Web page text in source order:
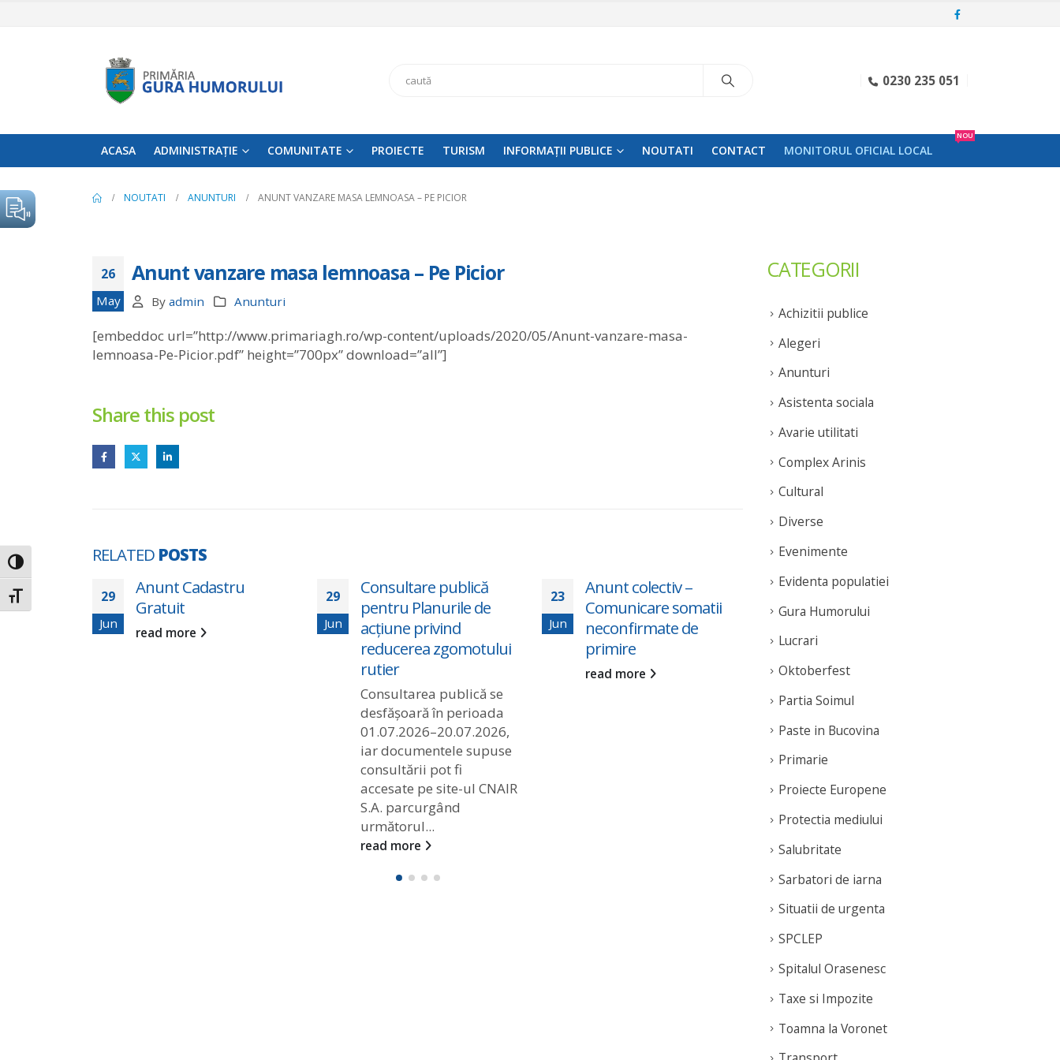
Toggle High Contrast
Toggle Font size
Search 0230 235 051
ACASA ADMINISTRAȚIE COMUNITATE PROIECTE TURISM INFORMAȚII PUBLICE NOUTATI CONTACT MONITORUL OFICIAL LOCAL
NOU
NOUTATI ANUNTURI ANUNT VANZARE MASA LEMNOASA – PE PICIOR
26
May
Anunt vanzare masa lemnoasa – Pe Picior
By admin Anunturi
[embeddoc url=”http://www.primariagh.ro/wp-content/uploads/2020/05/Anunt-vanzare-masa-
lemnoasa-Pe-Picior.pdf” height=”700px” download=”all”]
Share this post
RELATED POSTS
–
29
Jun
Anunt Cadastru
Gratuit
read more
29
Jun
Consultare publică
pentru Planurile de
acțiune privind
reducerea zgomotului
rutier
Consultarea publică se
desfășoară în perioada
01.07.2026–20.07.2026,
iar documentele supuse
consultării pot fi
accesate pe site-ul CNAIR
S.A. parcurgând
următorul...
read more
23
Jun
Anunt colectiv –
Comunicare somatii
neconfirmate de
primire
read more
Programul „Rugby
pentru Toți” se încheie
60 de tineri implicați
Fundația Te Aud
România a încheiat cea
de-a noua ediție a
programului Rugby
sprijinul Fundației
Dacia...
CATEGORII
Achizitii publice
Alegeri
Anunturi
Asistenta sociala
Avarie utilitati
Complex Arinis
Cultural
Diverse
Evenimente
Evidenta populatiei
Gura Humorului
Lucrari
Oktoberfest
Partia Soimul
Paste in Bucovina
Primarie
Proiecte Europene
Protectia mediului
Salubritate
Sarbatori de iarna
Situatii de urgenta
SPCLEP
Spitalul Orasenesc
Taxe si Impozite
Toamna la Voronet